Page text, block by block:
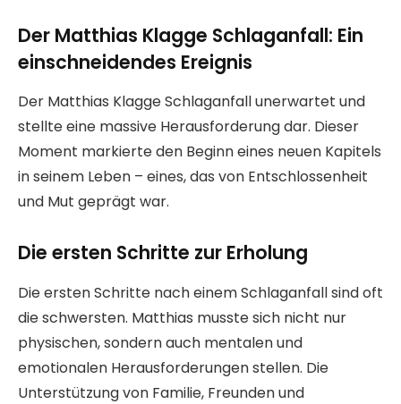
Der Matthias Klagge Schlaganfall: Ein
einschneidendes Ereignis
Der Matthias Klagge Schlaganfall unerwartet und
stellte eine massive Herausforderung dar. Dieser
Moment markierte den Beginn eines neuen Kapitels
in seinem Leben – eines, das von Entschlossenheit
und Mut geprägt war.
Die ersten Schritte zur Erholung
Die ersten Schritte nach einem Schlaganfall sind oft
die schwersten. Matthias musste sich nicht nur
physischen, sondern auch mentalen und
emotionalen Herausforderungen stellen. Die
Unterstützung von Familie, Freunden und